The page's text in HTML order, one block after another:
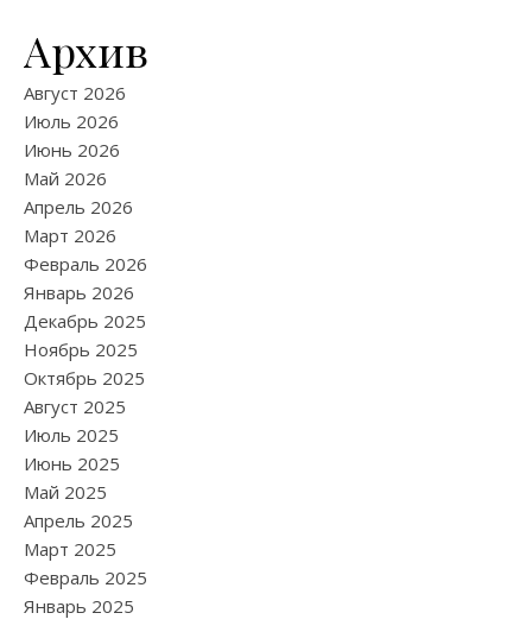
Архив
Август 2026
Июль 2026
Июнь 2026
Май 2026
Апрель 2026
Март 2026
Февраль 2026
Январь 2026
Декабрь 2025
Ноябрь 2025
Октябрь 2025
Август 2025
Июль 2025
Июнь 2025
Май 2025
Апрель 2025
Март 2025
Февраль 2025
Январь 2025